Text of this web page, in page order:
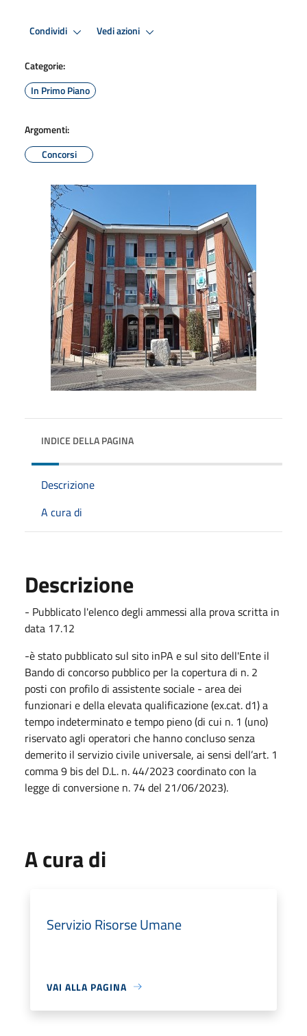
Condividi Vedi azioni
Categorie:
In Primo Piano
Argomenti:
Concorsi
INDICE DELLA PAGINA
Descrizione
A cura di
Descrizione
- Pubblicato l'elenco degli ammessi alla prova scritta in
data 17.12
-è stato pubblicato sul sito inPA e sul sito dell'Ente il
Bando di concorso pubblico per la copertura di n. 2
posti con profilo di assistente sociale - area dei
funzionari e della elevata qualificazione (ex.cat. d1) a
tempo indeterminato e tempo pieno (di cui n. 1 (uno)
riservato agli operatori che hanno concluso senza
demerito il servizio civile universale, ai sensi dell’art. 1
comma 9 bis del D.L. n. 44/2023 coordinato con la
legge di conversione n. 74 del 21/06/2023).
A cura di
Servizio Risorse Umane
VAI ALLA PAGINA